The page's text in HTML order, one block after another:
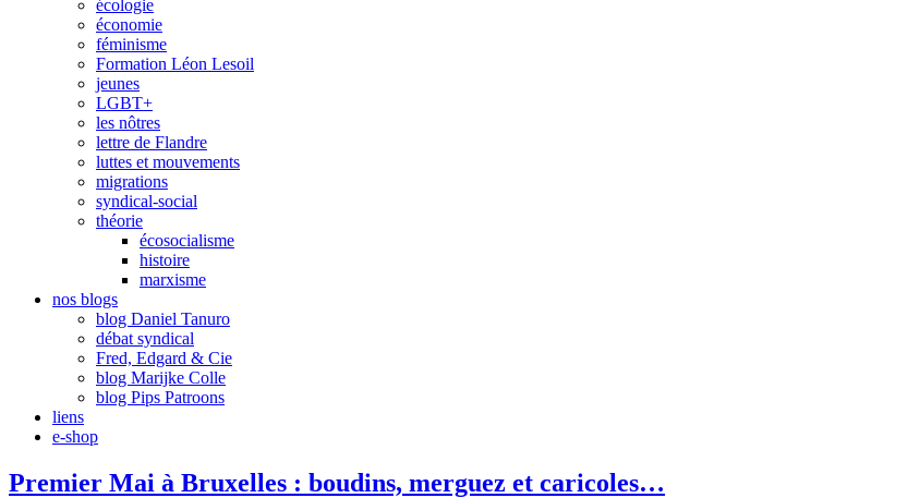
écologie
économie
féminisme
Formation Léon Lesoil
jeunes
LGBT+
les nôtres
lettre de Flandre
luttes et mouvements
migrations
syndical-social
théorie
écosocialisme
histoire
marxisme
nos blogs
blog Daniel Tanuro
débat syndical
Fred, Edgard & Cie
blog Marijke Colle
blog Pips Patroons
liens
e-shop
Premier Mai à Bruxelles : boudins, merguez et caricoles…